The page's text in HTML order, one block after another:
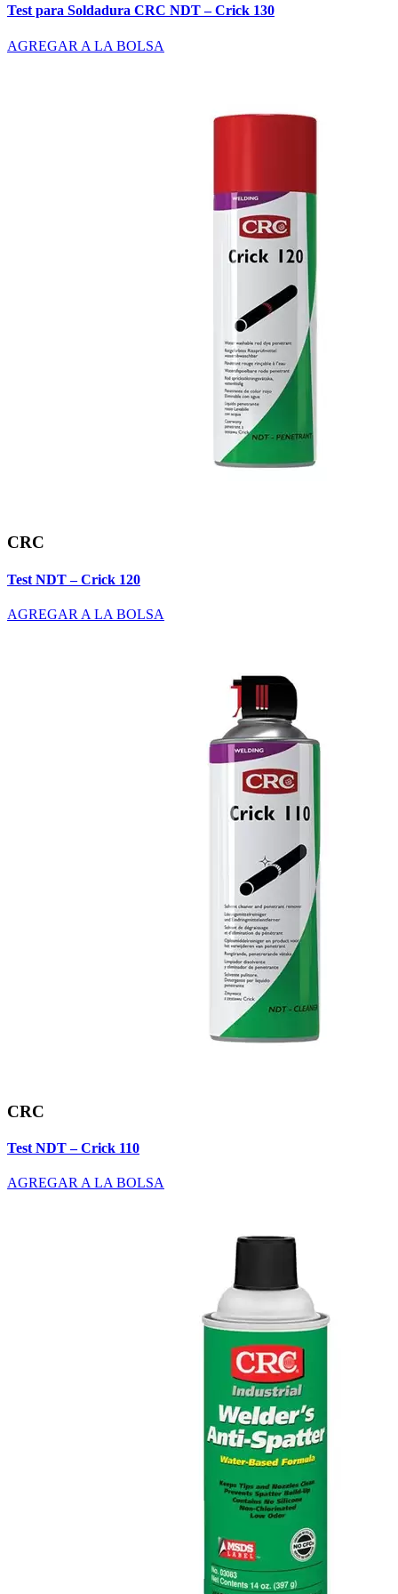
Test para Soldadura CRC NDT – Crick 130
AGREGAR A LA BOLSA
CRC
Test NDT – Crick 120
AGREGAR A LA BOLSA
CRC
Test NDT – Crick 110
AGREGAR A LA BOLSA